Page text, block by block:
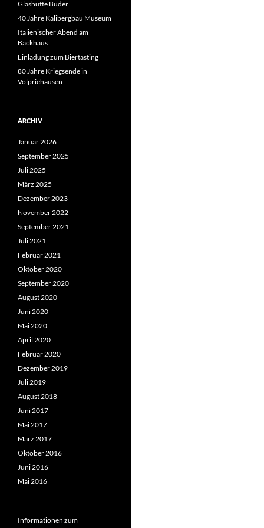
Glashütte Buder
40 Jahre Kalibergbau Museum
Italienischer Abend am
Backhaus
Einladung zum Biertasting
80 Jahre Kriegsende in
Volpriehausen
ARCHIV
Januar 2026
September 2025
Juli 2025
März 2025
Dezember 2023
November 2022
September 2021
Juli 2021
Februar 2021
Oktober 2020
September 2020
August 2020
Juni 2020
Mai 2020
April 2020
Februar 2020
Dezember 2019
Juli 2019
August 2018
Juni 2017
Mai 2017
März 2017
Oktober 2016
Juni 2016
Mai 2016
Informationen zum